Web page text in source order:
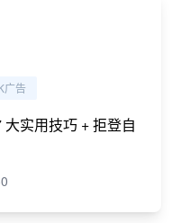
广告
实用技巧 + 拒登自